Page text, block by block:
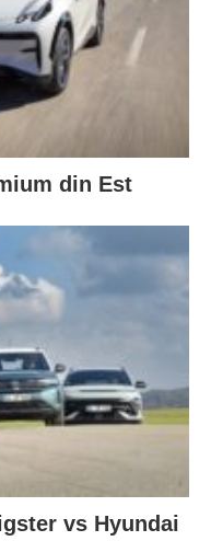
din Est
vs Hyundai